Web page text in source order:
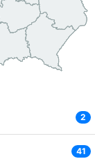
2
41